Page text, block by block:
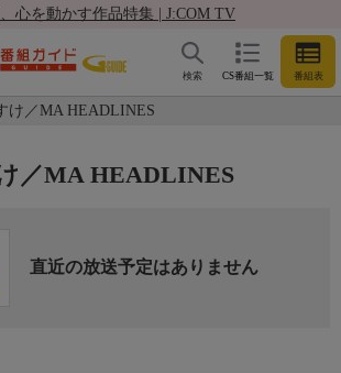
心を動かす作品特集 | J:COM TV
CS番組一覧 番組表
検索
け／MA HEADLINES
／MA HEADLINES
直近の放送予定はありません